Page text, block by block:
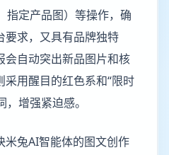
指定产品图）等操作，确
要求，又具有品牌独特
会自动突出新品图片和核
用醒目的红色系和“限时
，增强紧迫感。
米兔AI智能体的图文创作